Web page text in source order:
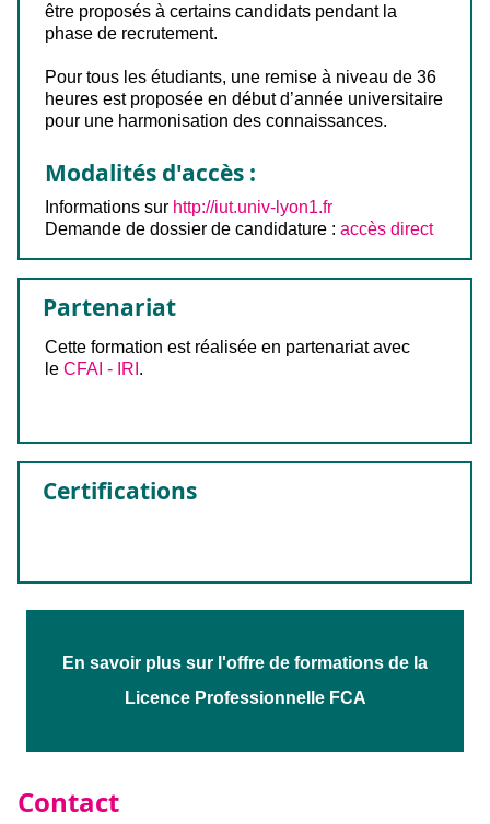
être proposés à certains candidats pendant la
phase de recrutement.
Pour tous les étudiants, une remise à niveau de 36
heures est proposée en début d’année universitaire
pour une harmonisation des connaissances.
Modalités d'accès :
Informations sur http://iut.univ-lyon1.fr
Demande de dossier de candidature : accès direct
Partenariat
Cette formation est réalisée en partenariat avec
le CFAI - IRI .
Certifications
En savoir plus sur l'offre de formations de la
Licence Professionnelle FCA
Contact